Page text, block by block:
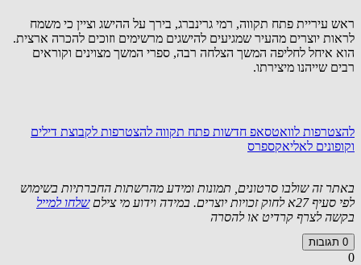
ראש עיריית פתח תקווה, רמי גרינברג, בירך על ההישג וציין כי משמח
לראות יוצרים מהעיר שמגיעים להישגים מרשימים וזוכים להכרה ארצית.
הוא איחל לחליפה המשך הצלחה רבה, ספרי המשך מצוינים וקוראים
רבים שייהנו מיצירתו.
להצטרפות לוואטסאפ חדשות פתח תקווה להצטרפות לקבוצת דילים
וקופונים לאליאקספרס
באתר זה שולבו סרטונים, תמונות ומידע מהרשתות החברתיות בשימוש
לפי סעיף 27א לחוק זכויות יוצרים. במידה וידוע מי צילם
שלחו למייל
בקשה לצרף קרדיט או להסרה
0 תגובות
0